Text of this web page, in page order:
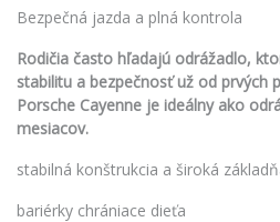
Bezpečná jazda a plná kontrola
Rodičia často hľadajú odrážadlo,
stabilitu a bezpečnosť už od prvých
Porsche Cayenne je ideálny ako
mesiacov.
stabilná konštrukcia a široká
bariérky chrániace dieťa